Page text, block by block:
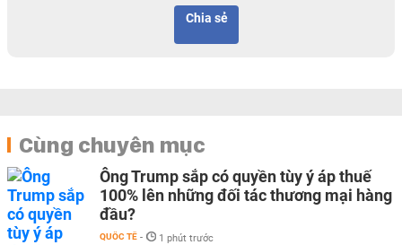
Chia sẻ
Cùng chuyên mục
Ông Trump sắp có quyền tùy ý áp thuế
100% lên những đối tác thương mại hàng
đầu?
QUỐC TẾ - 1 phút trước